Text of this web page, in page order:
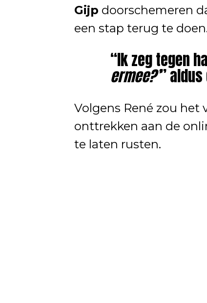
Gijp doorschemeren
een stap terug te
“Ik zeg tegen
ermee?’”
Volgens René zou
onttrekken aan de
te laten rusten.